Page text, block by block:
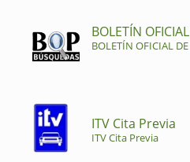
BOLETÍN
BOLETÍN OFICIAL
ITV Cita Previa
ITV Cita Previa